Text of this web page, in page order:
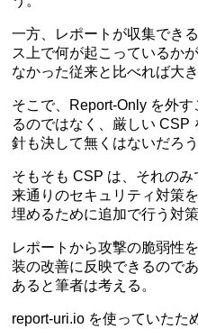
一方、レポートが収集でき
ス上で何が起こっているか
なかった従来と比べれば大
そこで、Report-Only を外
るのではなく、厳しい CSP
針も決して無くはないだろう
そもそも CSP は、それの
来通りのセキュリティ対策
埋めるために追加で行う対策
レポートから攻撃の脆弱性
装の改善に反映できるので
あると筆者は考える。
report-uri.io を使っていたた